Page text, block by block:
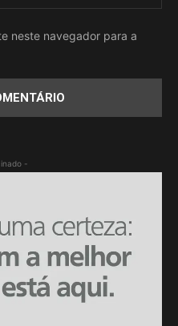
neste navegador para a
-